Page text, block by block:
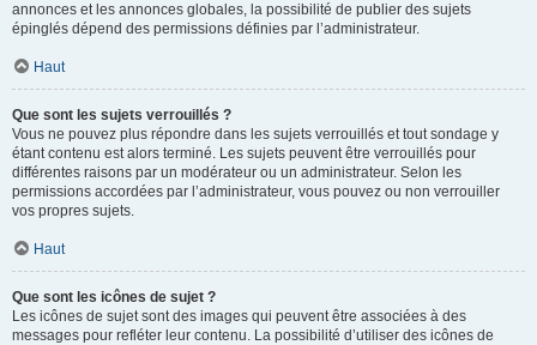
annonces et les annonces globales, la possibilité de publier des sujets
épinglés dépend des permissions définies par l’administrateur.
Haut
Que sont les sujets verrouillés ?
Vous ne pouvez plus répondre dans les sujets verrouillés et tout sondage y
étant contenu est alors terminé. Les sujets peuvent être verrouillés pour
différentes raisons par un modérateur ou un administrateur. Selon les
permissions accordées par l’administrateur, vous pouvez ou non verrouiller
vos propres sujets.
Haut
Que sont les icônes de sujet ?
Les icônes de sujet sont des images qui peuvent être associées à des
messages pour refléter leur contenu. La possibilité d’utiliser des icônes de